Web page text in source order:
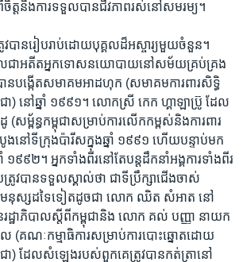
ចិត្ត​និង​ការ​ទទួល​បាន​ជីវភាព​រស់នៅ​សមរម្យ។
វ​បាន​រៀបរាប់​ដោយ​បុគ្គល​ដ៏​អស្ចារ្យ​មួយ​ចំនួន។
ជា​អតីត​អ្នកទោស​នយោបាយ​នៅ​សម័យ​គ្រប់គ្រង​
ង្កើត​សមាគម​អាដហុក​ (សមាគម​ការពារសិទិ្ធ
ា) ​នៅ​ឆ្នាំ ១៩៩១។ លោកស្រី ​កេក ហ្គាឡាប្រ៊ូ ដែល​
​(សម្ព័ន្ធ​កម្ពុជា​សម្រាប់​ការ​លើកកម្ពស់​និង​ការពារ​
នៅ​ទីក្រុង​ប៉ារីស​ក្នុង​ឆ្នាំ ១៩៩១​ ហើយ​បន្ទាប់មក​
១៩៩២។ អ្នក​ទាំង​ពីរ​នៅតែ​បន្ត​ដឹកនាំ​អង្គការ​ទាំងពីរ​
ត្រូវ​បាន​ទទួល​ស្គាល់​ថា​ ជា​ទីប្រឹក្សា​ជើងចាស់​
ទ្ធិមនុស្ស​ដទៃ​ទៀត​ដូចជា​ លោក ឈិត សំអាត​ នៅ​
ន​រដ្ឋាភិបាល​ស្តី​ពី​កម្ពុជា​និង​ លោក គល់ បញ្ញា​ នាយក​
ែល​ (គណៈកម្មាធិការ​សម្រាប់​ការបោះឆ្នោត​ដោយ​
ា) ដែល​សំឡេង​របស់​ពួកគេ​ត្រូវ​បាន​កត់ត្រា​នៅ​